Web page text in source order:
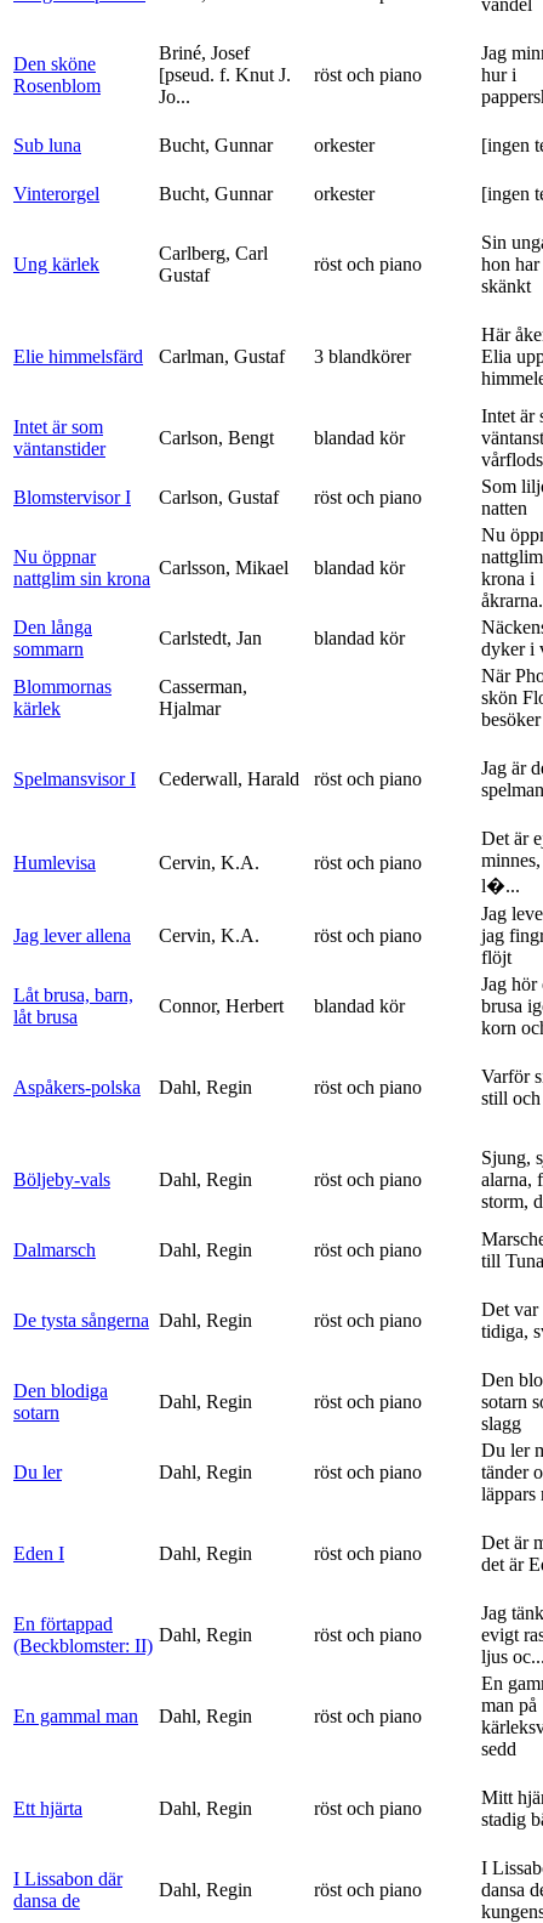
Den sköne
Rosenblom
Briné, Josef
[pseud. f. Knut J.
Jo...
röst och piano
Jag
hur i
Sub luna Bucht, Gunnar orkester [ingen
Vinterorgel Bucht, Gunnar orkester [ingen
Ung kärlek
Carlberg, Carl
Gustaf
röst och piano
Sin
hon
skänkt
Elie himmelsfärd Carlman, Gustaf 3 blandkörer
Här
Elia
Intet är som
väntanstider
Carlson, Bengt blandad kör
Intet är
Blomstervisor I
Carlson, Gustaf röst och piano
Som
natten
Nu öppnar
nattglim sin krona
Carlsson, Mikael blandad kör
Nu
krona i
Den långa
sommarn
Carlstedt, Jan blandad kör
dyker i
Blommornas
kärlek
Casserman,
Hjalmar
När
skön
besöker
Spelmansvisor I Cederwall, Harald röst och piano
Jag är
spelman
Humlevisa Cervin, K.A. röst och piano
Det är
l�...
Jag lever allena Cervin, K.A. röst och piano
Jag
jag
flöjt
Låt brusa, barn,
låt brusa
Connor, Herbert blandad kör
Jag hör
brusa
korn
Aspåkers-polska Dahl, Regin röst och piano
Varför
still
Böljeby-vals Dahl, Regin röst och piano
Sjung,
alarna,
storm,
Dalmarsch Dahl, Regin röst och piano
till Tuna
De tysta sångerna Dahl, Regin röst och piano
Det var
tidiga,
Den blodiga
sotarn
Dahl, Regin röst och piano
Den
sotarn
slagg
Du ler Dahl, Regin röst och piano
Du ler
tänder
läppars
Eden I Dahl, Regin röst och piano
Det är
det är
En förtappad
(Beckblomster: II)
Dahl, Regin röst och piano
Jag
evigt
ljus
En gammal man Dahl, Regin röst och piano
En
man på
sedd
Ett hjärta Dahl, Regin röst och piano
Mitt
stadig
I Lissabon där
dansa de
Dahl, Regin röst och piano
I
dansa